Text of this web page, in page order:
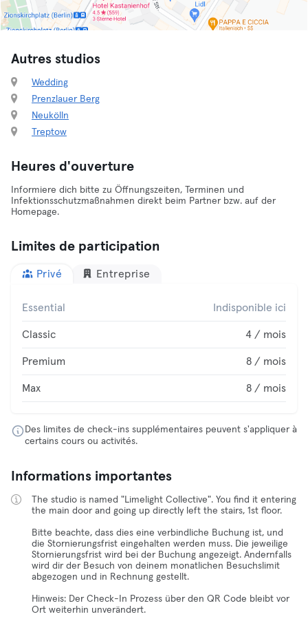
Autres studios
Wedding
Prenzlauer Berg
Neukölln
Treptow
Heures d'ouverture
Informiere dich bitte zu Öffnungszeiten, Terminen und
Infektionsschutzmaßnahmen direkt beim Partner bzw. auf der
Homepage.
Limites de participation
Privé Entreprise
Essential Indisponible ici
Classic 4 / mois
Premium 8 / mois
Max 8 / mois
Des limites de check-ins supplémentaires peuvent s'appliquer à
certains cours ou activités.
Informations importantes
The studio is named "Limelight Collective". You find it entering
the main door and going up directly left the stairs, 1st floor.
Bitte beachte, dass dies eine verbindliche Buchung ist, und
die Stornierungsfrist eingehalten werden muss. Die jeweilige
Stornierungsfrist wird bei der Buchung angezeigt. Andernfalls
wird dir der Besuch von deinem monatlichen Besuchslimit
abgezogen und in Rechnung gestellt.
Hinweis: Der Check-In Prozess über den QR Code bleibt vor
Ort weiterhin unverändert.